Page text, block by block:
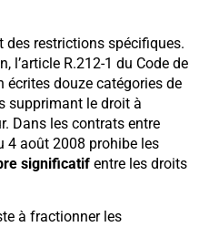
des restrictions spécifiques.
l’article R.212-1 du Code de
douze catégories de
supprimant le droit à
Dans les contrats entre
4 août 2008 prohibe les
significatif entre les droits
à fractionner les